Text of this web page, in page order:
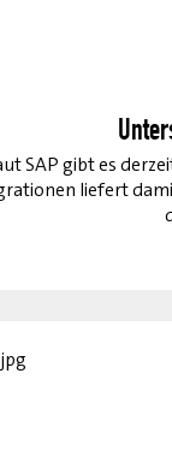
SAP gibt es
liefert